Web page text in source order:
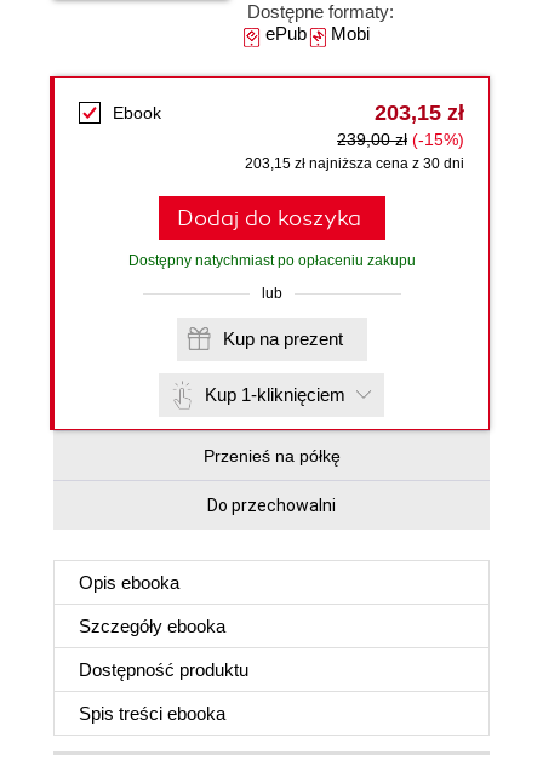
Dostępne formaty:
ePubMobi
Ebook 203,15 zł
239,00 zł (-15%)
203,15 zł najniższa cena z 30 dni
Dodaj do koszyka
Dostępny natychmiast po opłaceniu zakupu
lub
Kup na prezent
Kup 1-kliknięciem
Przenieś na półkę
Do przechowalni
Opis ebooka
Szczegóły ebooka
Dostępność produktu
Spis treści ebooka